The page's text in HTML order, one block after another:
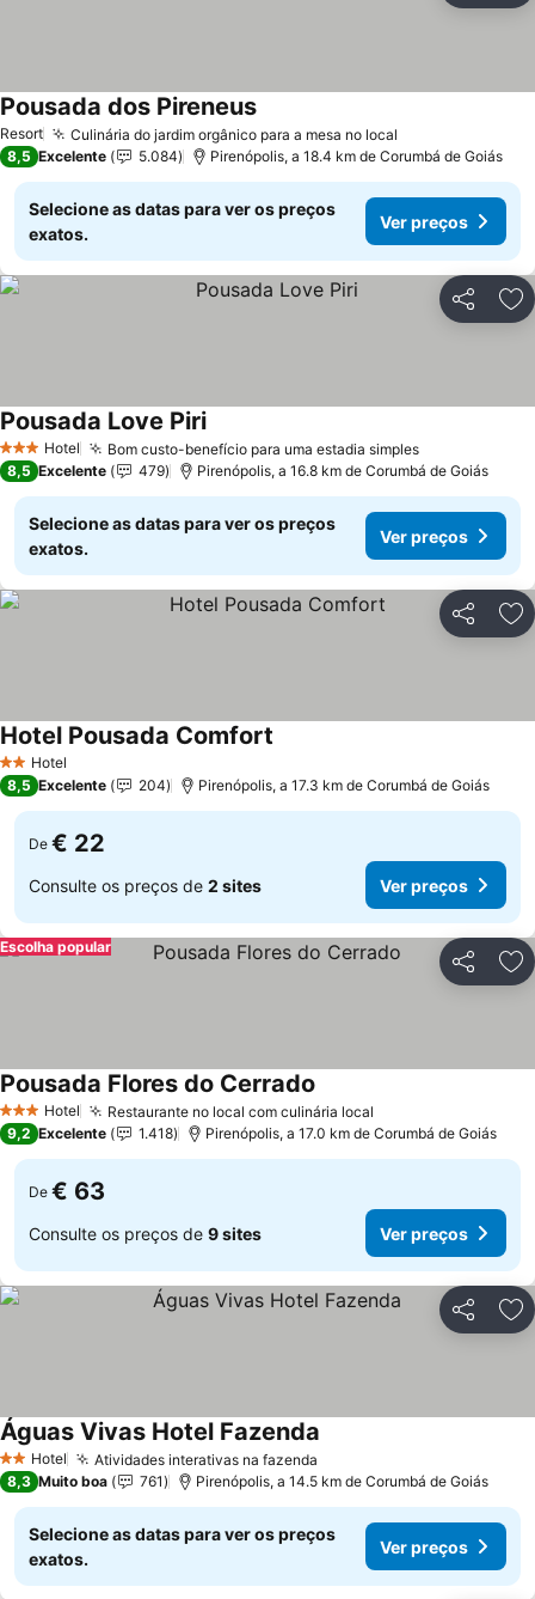
Resort Culinária do jardim orgânico para a mesa no local
Pousada dos PireneusVer preços
8,5 Excelente 5.084 Pirenópolis, a 18.4 km de Corumbá de Goiás
Selecione as datas para ver os preços
exatos.
Ver preços
Partilhar
3 EstrelasHotel Bom custo-benefício para uma estadia simplesVer preços
Pousada Love PiriVer preços
8,5 Excelente 479 Pirenópolis, a 16.8 km de Corumbá de Goiás
Selecione as datas para ver os preços
exatos.
Ver preços
Partilhar
2 Estrelas
Hotel
Hotel Pousada Comfort
8,5 Excelente 204 Pirenópolis, a 17.3 km de Corumbá de Goiás
De € 22
Consulte os preços de 2 sites Ver preços
Partilhar
Escolha popular
3 EstrelasHotel Restaurante no local com culinária local
Pousada Flores do Cerrado
9,2 Excelente 1.418 Pirenópolis, a 17.0 km de Corumbá de Goiás
De € 63
Consulte os preços de 9 sites Ver preços
Partilhar
2 Estrelas
Hotel Atividades interativas na fazenda
Águas Vivas Hotel Fazenda
8,3 Muito boa 761 Pirenópolis, a 14.5 km de Corumbá de Goiás
Selecione as datas para ver os preços
exatos.
Ver preços